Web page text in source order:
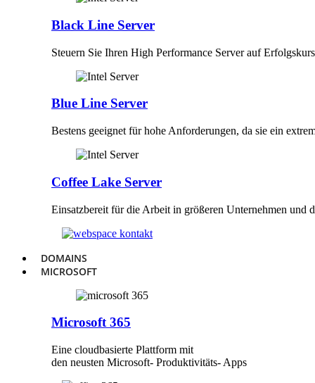
Black Line Server
Steuern Sie Ihren High Performance Server auf Erfolgskurs
Blue Line Server
Bestens geeignet für hohe Anforderungen, da sie ein
Coffee Lake Server
Einsatzbereit für die Arbeit in größeren Unternehmen und
DOMAINS
MICROSOFT
Microsoft 365
Eine cloudbasierte Plattform mit
den neusten Microsoft- Produktivitäts- Apps